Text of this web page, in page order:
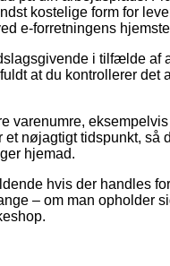
kostelige form for
e-forretningens
i tilfælde af
at du kontrollerer det
varenumre,
et nøjagtigt tidspunkt, så
hjemad.
hvis der handles
– om man opholder